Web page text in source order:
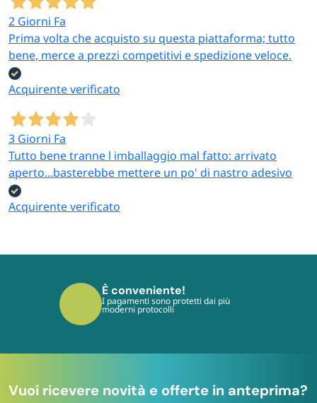
2 Giorni Fa
Prima volta che acquisto su questa piattaforma; tutto
bene, merce a prezzi competitivi e spedizione veloce.
Acquirente verificato
3 Giorni Fa
Tutto bene tranne l imballaggio mal fatto: arrivato
aperto...basterebbe mettere un po' di nastro adesivo
Acquirente verificato
È conveniente!
I pagamenti sono protetti dai più
moderni protocolli
Vuoi ricevere novità e offerte in anteprima?